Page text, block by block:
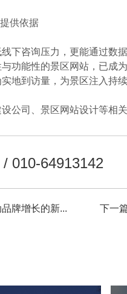
供依据
下咨询压力，更能通过数
功能性的景区网站，已成
地到访量，为景区注入持
公司、景区网站设计等相
010-64913142
牌增长的新... 下一